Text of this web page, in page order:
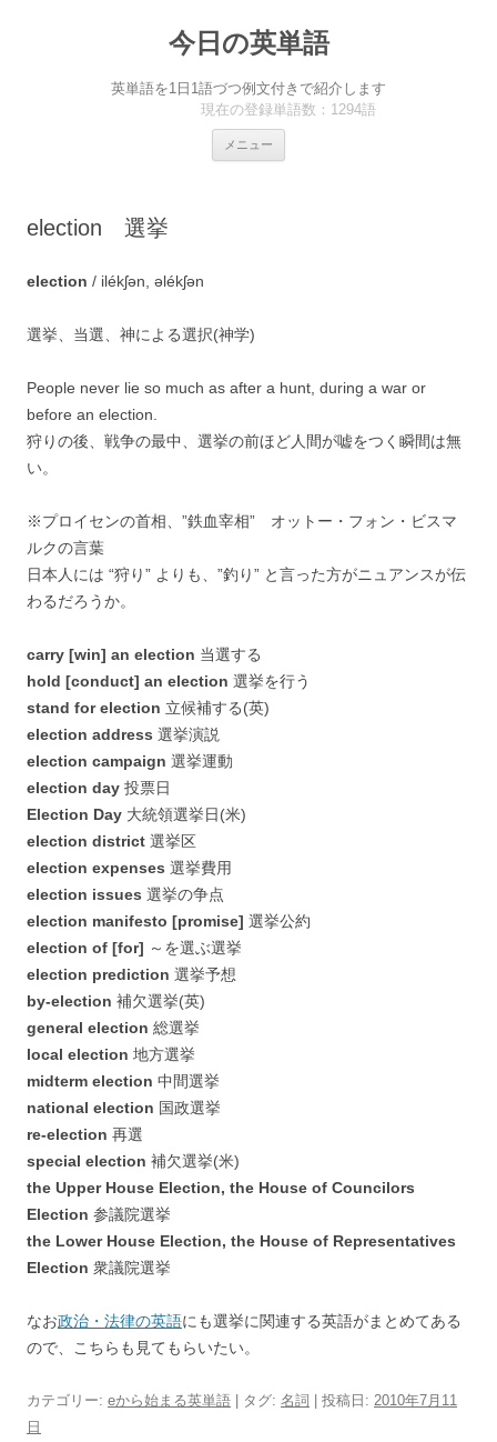
今日の英単語
英単語を1日1語づつ例文付きで紹介します
現在の登録単語数：1294語
メニュー
election 選挙
election / ilékʃən, əlékʃən
選挙、当選、神による選択(神学)
People never lie so much as after a hunt, during a war or
before an election.
狩りの後、戦争の最中、選挙の前ほど人間が嘘をつく瞬間は無
い。
※プロイセンの首相、”鉄血宰相” オットー・フォン・ビスマ
ルクの言葉
日本人には “狩り” よりも、”釣り” と言った方がニュアンスが伝
わるだろうか。
carry [win] an election 当選する
hold [conduct] an election 選挙を行う
stand for election 立候補する(英)
election address 選挙演説
election campaign 選挙運動
election day 投票日
Election Day 大統領選挙日(米)
election district 選挙区
election expenses 選挙費用
election issues 選挙の争点
election manifesto [promise] 選挙公約
election of [for] ～を選ぶ選挙
election prediction 選挙予想
by-election 補欠選挙(英)
general election 総選挙
local election 地方選挙
midterm election 中間選挙
national election 国政選挙
re-election 再選
special election 補欠選挙(米)
the Upper House Election, the House of Councilors
Election 参議院選挙
the Lower House Election, the House of Representatives
Election 衆議院選挙
なお政治・法律の英語にも選挙に関連する英語がまとめてある
ので、こちらも見てもらいたい。
カテゴリー: eから始まる英単語 | タグ: 名詞 | 投稿日: 2010年7月11
日